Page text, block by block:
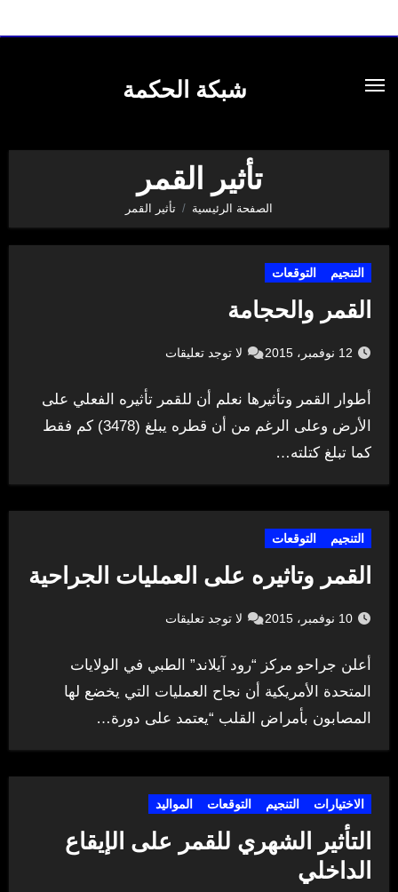
شبكة الحكمة
تأثير القمر
الصفحة الرئيسية تأثير القمر
التنجيم التوقعات
القمر والحجامة
12 نوفمبر، 2015 لا توجد تعليقات
أطوار القمر وتأثيرها نعلم أن للقمر تأثيره الفعلي على
الأرض وعلى الرغم من أن قطره يبلغ (3478) كم فقط
كما تبلغ كتلته…
التنجيم التوقعات
القمر وتاثيره على العمليات الجراحية
10 نوفمبر، 2015 لا توجد تعليقات
أعلن جراحو مركز “رود آيلاند” الطبي في الولايات
المتحدة الأمريكية أن نجاح العمليات التي يخضع لها
المصابون بأمراض القلب “يعتمد على دورة…
الاختيارات التنجيم التوقعات المواليد
التأثير الشهري للقمر على الإيقاع
الداخلي